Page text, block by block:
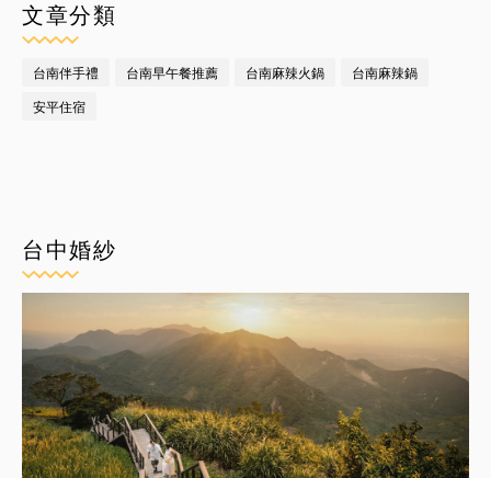
文章分類
台南伴手禮 台南早午餐推薦 台南麻辣火鍋 台南麻辣鍋
安平住宿
台中婚紗